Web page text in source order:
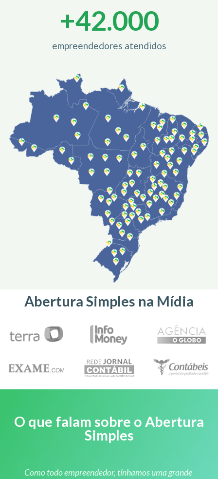
empreendedores atendidos
+42.000
Abertura Simples na Mídia
O que falam sobre o Abertura
Simples
Como todo empreendedor, tínhamos uma grande